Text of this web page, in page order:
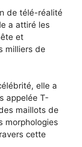
de télé-réalité
a attiré les
et
milliers de
elle a
appelée T-
maillots de
morphologies
cette